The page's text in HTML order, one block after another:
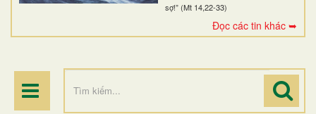
sợ!” (Mt 14,22-33)
Đọc các tin khác ➥
ĐIỂM HÀNH HƯƠNG